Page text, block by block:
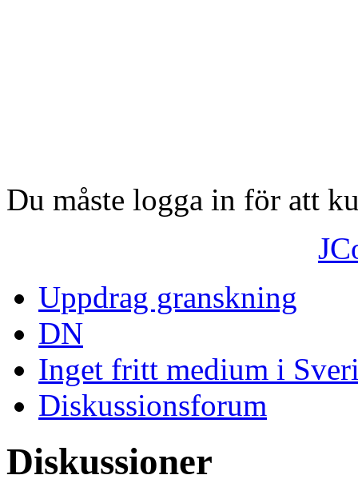
Du måste logga in för att
Uppdrag granskning
DN
Inget fritt medium i
Diskussionsforum
Diskussioner